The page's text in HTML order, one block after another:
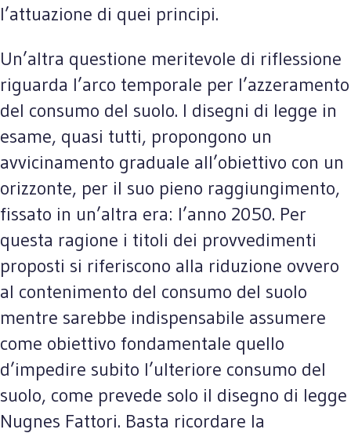
l’attuazione di quei principi.
Un’altra questione meritevole di riflessione
riguarda l’arco temporale per l’azzeramento
del consumo del suolo. I disegni di legge in
esame, quasi tutti, propongono un
avvicinamento graduale all’obiettivo con un
orizzonte, per il suo pieno raggiungimento,
fissato in un’altra era: l’anno 2050. Per
questa ragione i titoli dei provvedimenti
proposti si riferiscono alla riduzione ovvero
al contenimento del consumo del suolo
mentre sarebbe indispensabile assumere
come obiettivo fondamentale quello
d’impedire subito l’ulteriore consumo del
suolo, come prevede solo il disegno di legge
Nugnes Fattori. Basta ricordare la